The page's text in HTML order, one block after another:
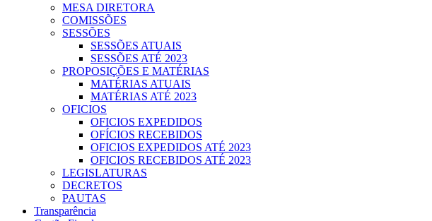
MESA DIRETORA
COMISSÕES
SESSÕES
SESSÕES ATUAIS
SESSÕES ATÉ 2023
PROPOSIÇÕES E MATÉRIAS
MATÉRIAS ATUAIS
MATÉRIAS ATÉ 2023
OFICIOS
OFICIOS EXPEDIDOS
OFÍCIOS RECEBIDOS
OFICIOS EXPEDIDOS ATÉ 2023
OFICIOS RECEBIDOS ATÉ 2023
LEGISLATURAS
DECRETOS
PAUTAS
Transparência